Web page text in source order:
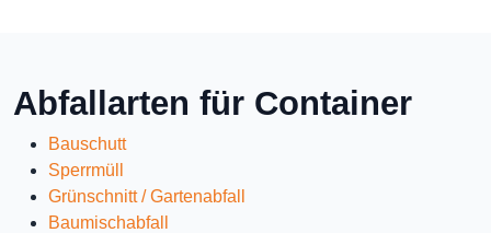
Abfallarten für Container
Bauschutt
Sperrmüll
Grünschnitt / Gartenabfall
Baumischabfall